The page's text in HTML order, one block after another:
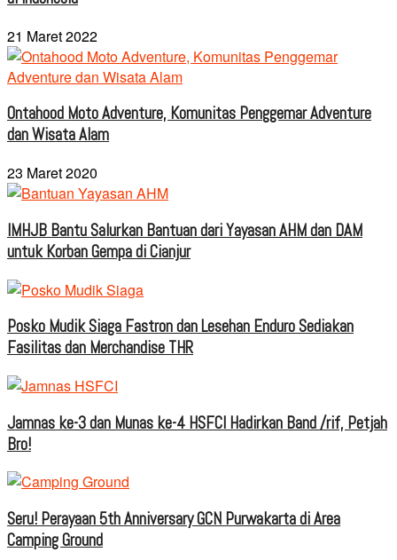
21 Maret 2022
Ontahood Moto Adventure, Komunitas Penggemar Adventure
dan Wisata Alam
23 Maret 2020
IMHJB Bantu Salurkan Bantuan dari Yayasan AHM dan DAM
untuk Korban Gempa di Cianjur
Posko Mudik Siaga Fastron dan Lesehan Enduro Sediakan
Fasilitas dan Merchandise THR
Jamnas ke-3 dan Munas ke-4 HSFCI Hadirkan Band /rif, Petjah
Bro!
Seru! Perayaan 5th Anniversary GCN Purwakarta di Area
Camping Ground